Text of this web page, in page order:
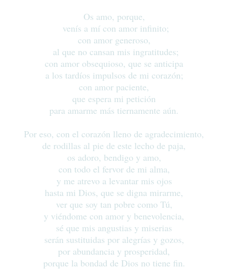
Os amo, porque,
venís a mí con amor infinito;
con amor generoso,
al que no cansan mis ingratitudes;
con amor obsequioso, que se anticipa
a los tardíos impulsos de mi corazón;
con amor paciente,
que espera mi petición
para amarme más tiernamente aún.
Por eso, con el corazón lleno de agradecimiento,
de rodillas al pie de este lecho de paja,
os adoro, bendigo y amo,
con todo el fervor de mi alma,
y me atrevo a levantar mis ojos
hasta mi Dios, que se digna mirarme,
ver que soy tan pobre como Tú,
y viéndome con amor y benevolencia,
sé que mis angustias y miserias
serán sustituidas por alegrías y gozos,
por abundancia y prosperidad,
porque la bondad de Dios no tiene fin.